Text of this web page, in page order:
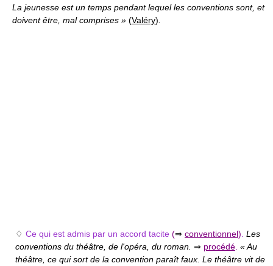
La jeunesse est un temps pendant lequel les conventions sont, et
doivent être, mal comprises » (Valéry)
♢ Ce qui est admis par un accord tacite (⇒ conventionnel) Les
conventions du théâtre, de l'opéra, du roman. ⇒ procédé « Au
théâtre, ce qui sort de la convention paraît faux. Le théâtre vit de